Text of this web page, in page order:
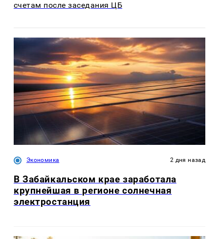
счетам после заседания ЦБ
Экономика 2 дня назад
В Забайкальском крае заработала
крупнейшая в регионе солнечная
электростанция